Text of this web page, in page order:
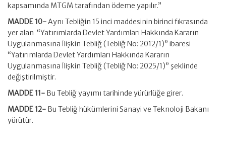
kapsamında MTGM tarafından ödeme yapılır.”
MADDE 10-Aynı Tebliğin 15 inci maddesinin birinci fıkrasında
yer alan “Yatırımlarda Devlet Yardımları Hakkında Kararın
Uygulanmasına İlişkin Tebliğ (Tebliğ No: 2012/1)” ibaresi
“Yatırımlarda Devlet Yardımları Hakkında Kararın
Uygulanmasına İlişkin Tebliğ (Tebliğ No: 2025/1)” şeklinde
değiştirilmiştir.
MADDE 11- Bu Tebliğ yayımı tarihinde yürürlüğe girer.
MADDE 12- Bu Tebliğ hükümlerini Sanayi ve Teknoloji Bakanı
yürütür.